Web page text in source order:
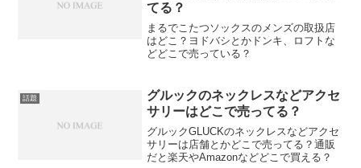
てる？
まるでこたつソックスのメンズの取扱店
はどこ？ヨドバシとかドンキ、ロフトな
どどこで売っている？
話題
グルックのネックレスなどアクセ
サリーはどこで売ってる？
グルックGLUCKのネックレスなどアクセ
サリーは店舗とかどこで売ってる？通販
だと楽天やAmazonなどどこで買える？